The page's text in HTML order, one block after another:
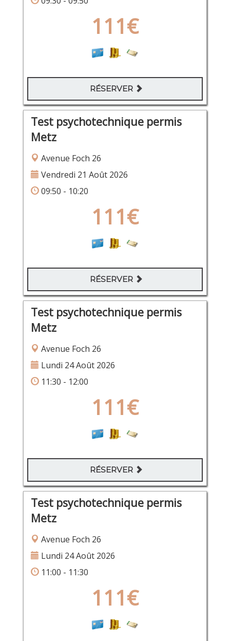
111€
RÉSERVER
Test psychotechnique permis
Metz
Avenue Foch 26
Vendredi 21 Août 2026
09:50 - 10:20
111€
RÉSERVER
Test psychotechnique permis
Metz
Avenue Foch 26
Lundi 24 Août 2026
11:30 - 12:00
111€
RÉSERVER
Test psychotechnique permis
Metz
Avenue Foch 26
Lundi 24 Août 2026
11:00 - 11:30
111€